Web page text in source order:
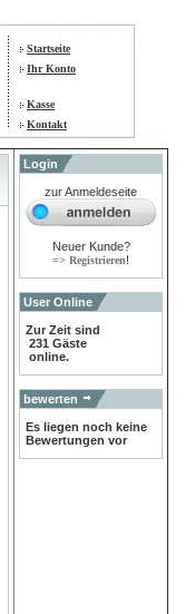
Startseite
Ihr Konto
Kasse
Kontakt
Login
zur Anmeldeseite
Neuer Kunde?
=> Registrieren!
User Online
Zur Zeit sind
231 Gäste
online.
bewerten
Es liegen noch keine
Bewertungen vor